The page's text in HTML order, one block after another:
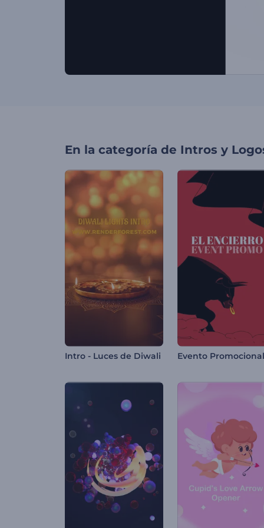
En la categoría de Intros y
Intro - Luces de Diwali